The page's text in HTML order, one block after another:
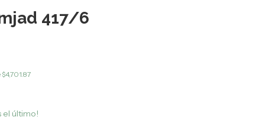
417/6
$4,701.87
el último!